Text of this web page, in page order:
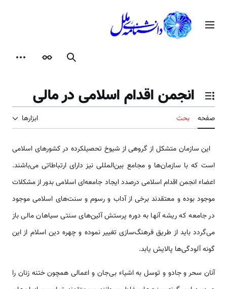
محتوامنوی اصلی
جستجوظاهر
تغییر وضعیت فهرست محتویات
انجمن اقدام اسلامی در مالی
صفحه بحث ابزارها
این سازمان متشکل از گروهی از شیوخ تحصیلکرده در کشورهای اسلامی
است که با سازمان‌ها و مجامع بین‌المللی نیز دارای ارتباطاتی می‌باشند.
اعضاء انجمن اقدام اسلامی درصدد ایجاد جامعه‌ای اسلامی بدور از مشکلات
موجود بوده و معتقدند برخی از آداب و رسوم و سنت‌های اسلامی موجود
در جامعه که ریشه آنها به دوره پرستش آئین‌های سنتی سیاهان مالی باز
می‌گردد باید از طریق فرهنگ‌سازی تغییر نموده و چهره دین اسلام از این
گونه آلودگی‌ها پالایش یابد.
آنان سحر و جادو و توسل به اشیاء بی‌جان و اعمالی همچون ختنه زنان را